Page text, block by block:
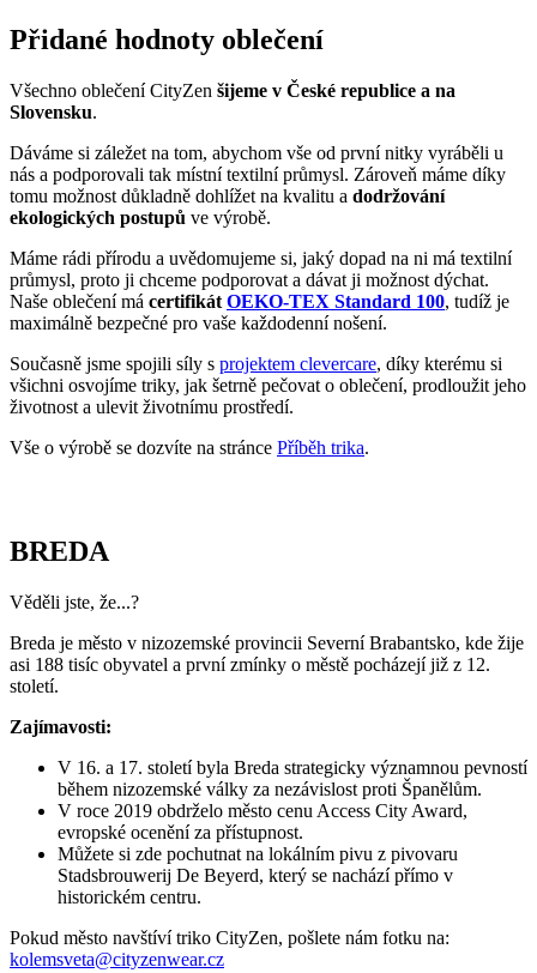
Přidané hodnoty oblečení
Všechno oblečení CityZen šijeme v České republice a na
Slovensku.
Dáváme si záležet na tom, abychom vše od první nitky vyráběli u
nás a podporovali tak místní textilní průmysl. Zároveň máme díky
tomu možnost důkladně dohlížet na kvalitu a dodržování
ekologických postupů ve výrobě.
Máme rádi přírodu a uvědomujeme si, jaký dopad na ni má textilní
průmysl, proto ji chceme podporovat a dávat ji možnost dýchat.
Naše oblečení má certifikát OEKO-TEX Standard 100, tudíž je
maximálně bezpečné pro vaše každodenní nošení.
Současně jsme spojili síly s projektem clevercare, díky kterému si
všichni osvojíme triky, jak šetrně pečovat o oblečení, prodloužit jeho
životnost a ulevit životnímu prostředí.
Vše o výrobě se dozvíte na stránce Příběh trika.
BREDA
Věděli jste, že...?
Breda je město v nizozemské provincii Severní Brabantsko, kde žije
asi 188 tisíc obyvatel a první zmínky o městě pocházejí již z 12.
století.
Zajímavosti:
V 16. a 17. století byla Breda strategicky významnou pevností
během nizozemské války za nezávislost proti Španělům.
V roce 2019 obdrželo město cenu Access City Award,
evropské ocenění za přístupnost.
Můžete si zde pochutnat na lokálním pivu z pivovaru
Stadsbrouwerij De Beyerd, který se nachází přímo v
historickém centru.
Pokud město navštíví triko CityZen, pošlete nám fotku na:
kolemsveta@cityzenwear.cz